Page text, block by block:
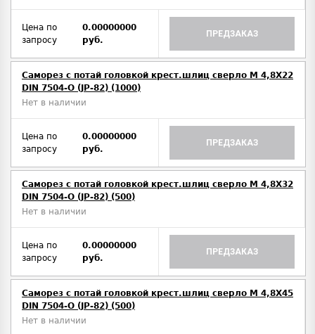
Цена по
запросу
0.00000000
руб.
ПРЕДЗАКАЗ
Саморез с потай головкой крест.шлиц сверло М 4,8Х22
DIN 7504-O (JP-82) (1000)
Нет в наличии
Цена по
запросу
0.00000000
руб.
ПРЕДЗАКАЗ
Саморез с потай головкой крест.шлиц сверло М 4,8Х32
DIN 7504-O (JP-82) (500)
Нет в наличии
Цена по
запросу
0.00000000
руб.
ПРЕДЗАКАЗ
Саморез с потай головкой крест.шлиц сверло М 4,8Х45
DIN 7504-O (JP-82) (500)
Нет в наличии